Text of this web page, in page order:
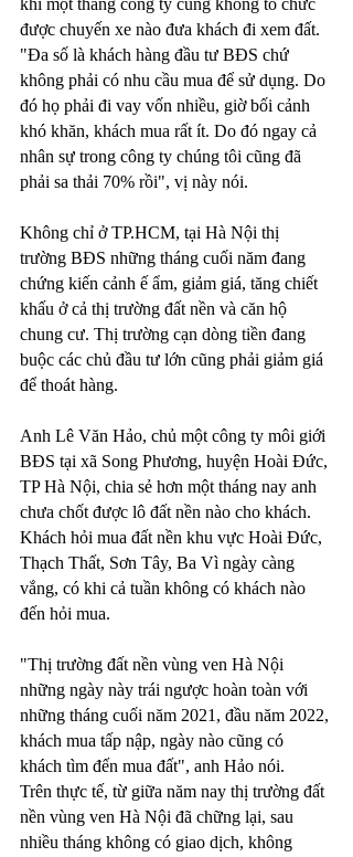
khi một tháng công ty cũng không tổ chức
được chuyến xe nào đưa khách đi xem đất.
"Đa số là khách hàng đầu tư BĐS chứ
không phải có nhu cầu mua để sử dụng. Do
đó họ phải đi vay vốn nhiều, giờ bối cảnh
khó khăn, khách mua rất ít. Do đó ngay cả
nhân sự trong công ty chúng tôi cũng đã
phải sa thải 70% rồi", vị này nói.
Không chỉ ở TP.HCM, tại Hà Nội thị
trường BĐS những tháng cuối năm đang
chứng kiến cảnh ế ẩm, giảm giá, tăng chiết
khấu ở cả thị trường đất nền và căn hộ
chung cư. Thị trường cạn dòng tiền đang
buộc các chủ đầu tư lớn cũng phải giảm giá
để thoát hàng.
Anh Lê Văn Hảo, chủ một công ty môi giới
BĐS tại xã Song Phương, huyện Hoài Đức,
TP Hà Nội, chia sẻ hơn một tháng nay anh
chưa chốt được lô đất nền nào cho khách.
Khách hỏi mua đất nền khu vực Hoài Đức,
Thạch Thất, Sơn Tây, Ba Vì ngày càng
vắng, có khi cả tuần không có khách nào
đến hỏi mua.
"Thị trường đất nền vùng ven Hà Nội
những ngày này trái ngược hoàn toàn với
những tháng cuối năm 2021, đầu năm 2022,
khách mua tấp nập, ngày nào cũng có
khách tìm đến mua đất", anh Hảo nói.
Trên thực tế, từ giữa năm nay thị trường đất
nền vùng ven Hà Nội đã chững lại, sau
nhiều tháng không có giao dịch, không